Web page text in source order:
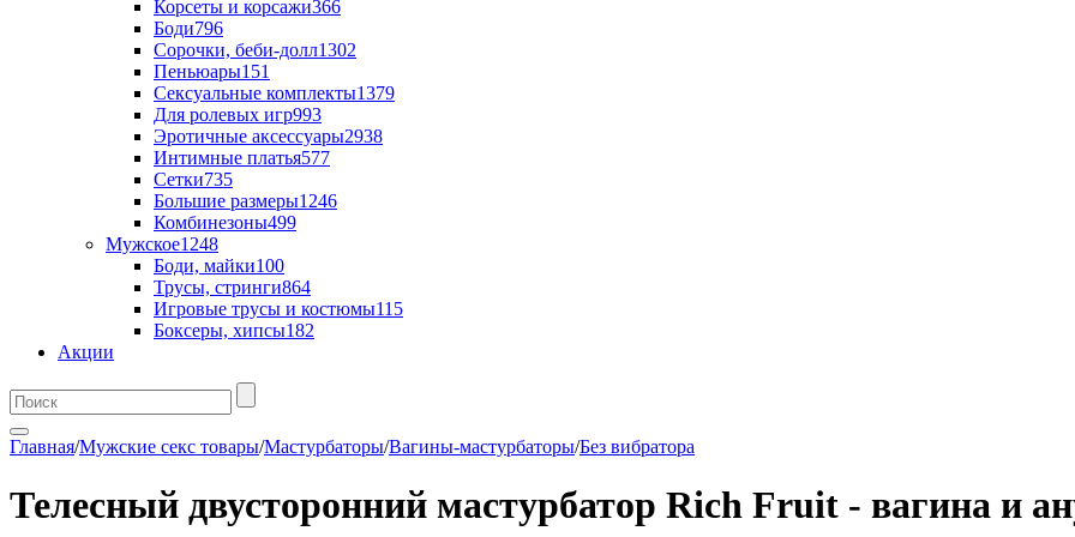
Корсеты и корсажи366
Боди796
Сорочки, беби-долл1302
Пеньюары151
Сексуальные комплекты1379
Для ролевых игр993
Эротичные аксессуары2938
Интимные платья577
Сетки735
Большие размеры1246
Комбинезоны499
Мужское1248
Боди, майки100
Трусы, стринги864
Игровые трусы и костюмы115
Боксеры, хипсы182
Акции
Главная/Мужские секс товары/Мастурбаторы/Вагины-мастурбаторы/Без вибратора
Телесный двусторонний мастурбатор Rich Fruit - вагина и